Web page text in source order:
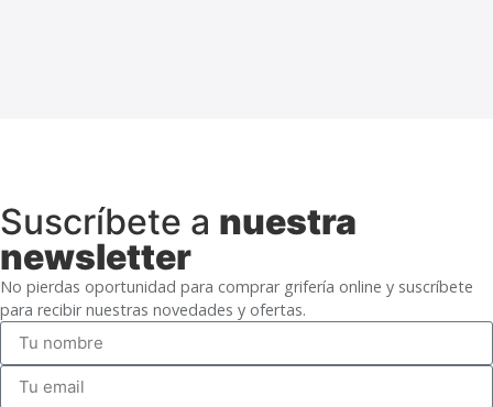
Suscríbete a nuestra
newsletter
No pierdas oportunidad para comprar grifería online y suscríbete
para recibir nuestras novedades y ofertas.